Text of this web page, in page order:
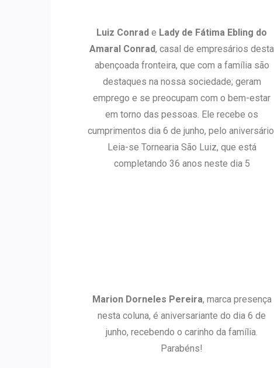
Luiz Conrad e Lady de Fátima Ebling do
Amaral Conrad, casal de empresários desta
abençoada fronteira, que com a família são
destaques na nossa sociedade; geram
emprego e se preocupam com o bem-estar
em torno das pessoas. Ele recebe os
cumprimentos dia 6 de junho, pelo aniversário.
Leia-se Tornearia São Luiz, que está
completando 36 anos neste dia 5
Marion Dorneles Pereira, marca presença
nesta coluna, é aniversariante do dia 6 de
junho, recebendo o carinho da família.
Parabéns!